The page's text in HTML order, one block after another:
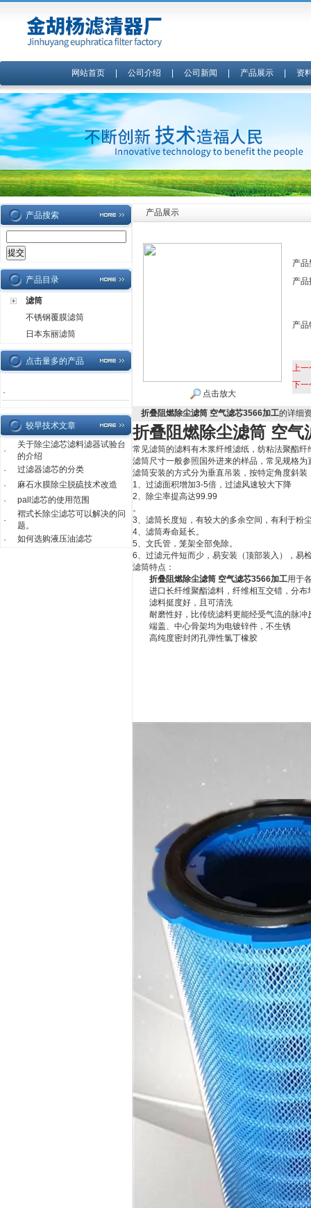
网站首页| 公司介绍 公司新闻 产品展示| 资
产品搜索
产品目录
滤筒
不锈钢覆膜滤筒
日本东丽滤筒
点击量多的产品
·
较早技术文章
·
关于除尘滤芯滤料滤器试验台
的介绍
·
过滤器滤芯的分类
·
麻石水膜除尘脱硫技术改造
·
pall滤芯的使用范围
·
褶式长除尘滤芯可以解决的问
题。
·
如何选购液压油滤芯
产品展示
点击放大
产品
产品
产品
上一
下一
折叠阻燃除尘滤筒 空气滤芯3566加工的详细
折叠阻燃除尘滤筒 空气
常见滤筒的滤料有木浆纤维滤纸，纺粘法聚酯
滤筒尺寸一般参照国外进来的样品，常见规格为
滤筒安装的方式分为垂直吊装，按特定角度斜装
1、过滤面积增加3-5倍，过滤风速较大下降
2、除尘率提高达99.99
。
3、滤筒长度短，有较大的多余空间，有利于粉
4、滤筒寿命延长。
5、文氏管，笼架全部免除。
6、过滤元件短而少，易安装（顶部装入），易
滤筒特点：
折叠阻燃除尘滤筒 空气滤芯3566加工用于
进口长纤维聚酯滤料，纤维相互交错，分布
滤料挺度好，且可清洗
耐磨性好，比传统滤料更能经受气流的脉冲
端盖、中心骨架均为电镀锌件，不生锈
高纯度密封闭孔弹性氯丁橡胶